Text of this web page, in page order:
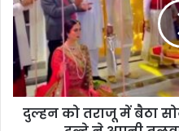
दुल्हन को तराजू में बैठा